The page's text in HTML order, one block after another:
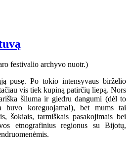
pusę. Po tokio intensyvaus birželio
vis tiek kupiną patirčių liepą. Nors
šiluma ir giedru dangumi (dėl to
buvo koreguojama!), bet mums tai
šokiais, tarmiškais pasakojimais bei
etnografinius regionus su Bijotų,